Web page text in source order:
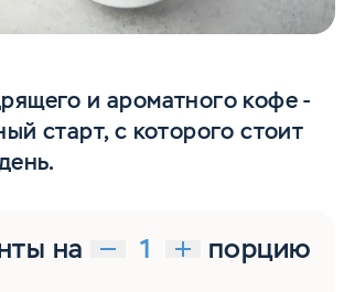
и ароматного кофе -
старт, с которого стоит
на порцию